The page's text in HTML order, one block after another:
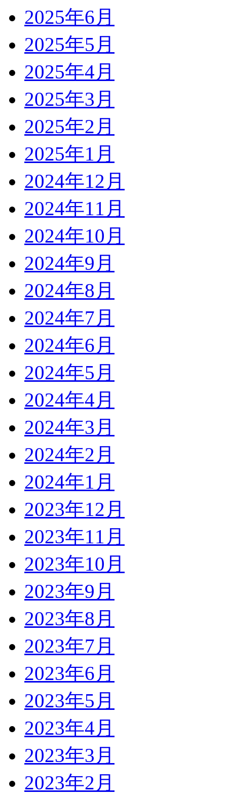
2025年6月
2025年5月
2025年4月
2025年3月
2025年2月
2025年1月
2024年12月
2024年11月
2024年10月
2024年9月
2024年8月
2024年7月
2024年6月
2024年5月
2024年4月
2024年3月
2024年2月
2024年1月
2023年12月
2023年11月
2023年10月
2023年9月
2023年8月
2023年7月
2023年6月
2023年5月
2023年4月
2023年3月
2023年2月